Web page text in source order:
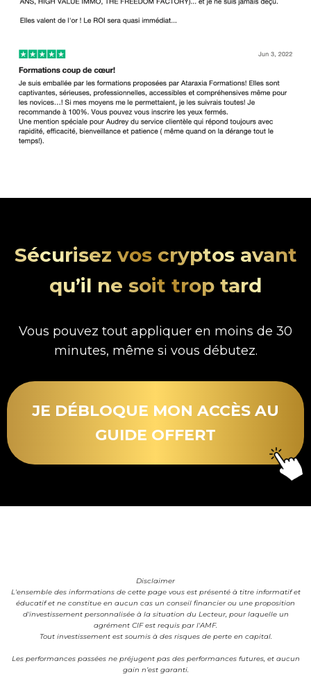
Sécurisez vos cryptos avant
qu’il ne soit trop tard
Vous pouvez tout appliquer en moins de 30
minutes, même si vous débutez.
JE DÉBLOQUE MON ACCÈS AU
GUIDE OFFERT
Disclaimer
L'ensemble des informations de cette page vous est présenté à titre informatif et
éducatif et ne constitue en aucun cas un conseil financier ou une proposition
d'investissement personnalisée à la situation du Lecteur, pour laquelle un
agrément CIF est requis par l'AMF.
Tout investissement est soumis à des risques de perte en capital.
Les performances passées ne préjugent pas des performances futures, et aucun
gain n’est garanti.